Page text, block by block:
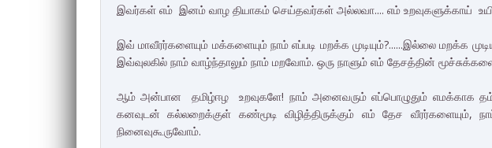
இவர்கள் எம் இனம் வாழ தியாகம் செய்தவர்கள் அல்லவா.... எம் உறவுகளுக்காய்
இவ் மாவீரர்களையும் மக்களையும் நாம் எப்படி மறக்க முடியும்?......இல்லை மறக்க
இவ்வுலகில் நாம் வாழ்ந்தாலும் நாம் மறவோம். ஒரு நாளும் எம் தேசத்தின்
ஆம் அன்பான தமிழ்ஈழ உறவுகளே! நாம் அனைவரும் எப்பொழுதும் எமக்காக தம்
கனவுடன் கல்லறைக்குள் கண்மூடி விழித்திருக்கும் எம் தேச வீரர்களையும்,
நினைவுகூருவோம்.